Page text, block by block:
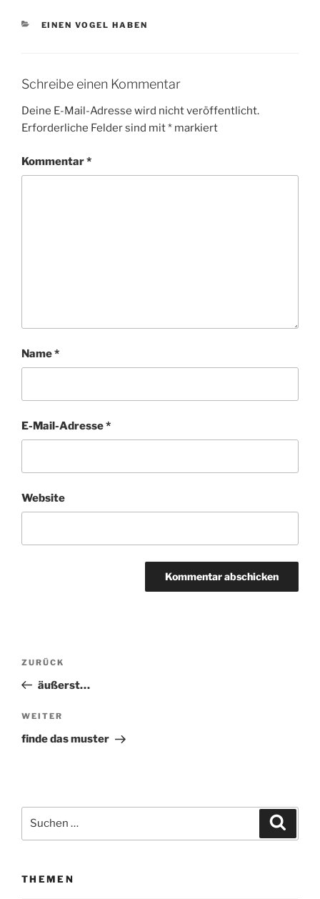
KATEGORIEN
EINEN VOGEL HABEN
Schreibe einen Kommentar
Deine E-Mail-Adresse wird nicht veröffentlicht.
Erforderliche Felder sind mit* markiert
Kommentar*
Name*
E-Mail-Adresse*
Website
Beitragsnavigation
Vorheriger
Beitrag
ZURÜCK
äußerst…
Nächster
Beitrag
WEITER
finde das muster
Suchen
THEMEN